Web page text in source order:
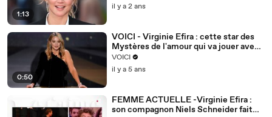
1:13
il y a 2 ans
0:50
VOICI - Virginie Efira : cette star des
Mystères de l'amour qui va jouer avec
elle au cinéma
VOICI
il y a 5 ans
FEMME ACTUELLE -Virginie Efira :
son compagnon Niels Schneider fait